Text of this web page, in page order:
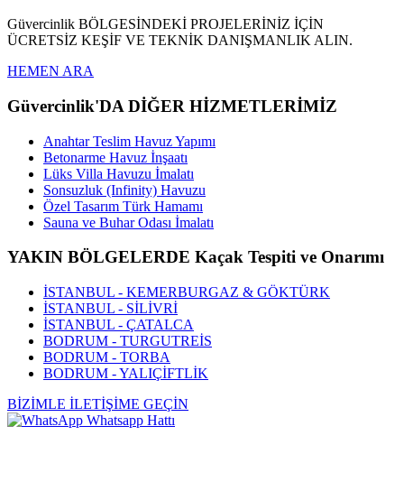
Güvercinlik BÖLGESİNDEKİ PROJELERİNİZ İÇİN
ÜCRETSİZ KEŞİF VE TEKNİK DANIŞMANLIK ALIN.
HEMEN ARA
Güvercinlik'DA DİĞER HİZMETLERİMİZ
Anahtar Teslim Havuz Yapımı
Betonarme Havuz İnşaatı
Lüks Villa Havuzu İmalatı
Sonsuzluk (Infinity) Havuzu
Özel Tasarım Türk Hamamı
Sauna ve Buhar Odası İmalatı
YAKIN BÖLGELERDE Kaçak Tespiti ve Onarımı
İSTANBUL - KEMERBURGAZ & GÖKTÜRK
İSTANBUL - SİLİVRİ
İSTANBUL - ÇATALCA
BODRUM - TURGUTREİS
BODRUM - TORBA
BODRUM - YALIÇİFTLİK
BİZİMLE İLETİŞİME GEÇİN
Whatsapp Hattı